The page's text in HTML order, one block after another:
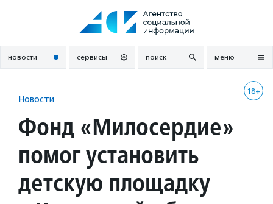
новости сервисы поиск меню
18+
Новости
Фонд «Милосердие»
помог установить
детскую площадку